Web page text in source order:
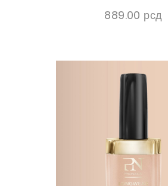
889.00 рсд